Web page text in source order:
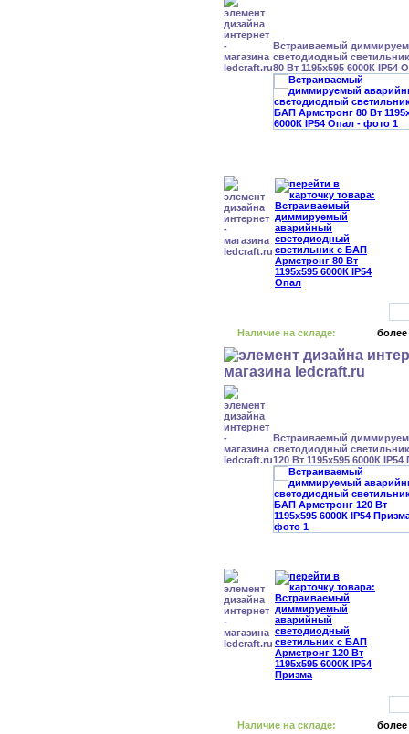
Встраиваемый
светодиодный
80 Вт 1195x595 6000К IP54
Наличие на складе: более
Встраиваемый
светодиодный
120 Вт 1195x595 6000К
Наличие на складе: более